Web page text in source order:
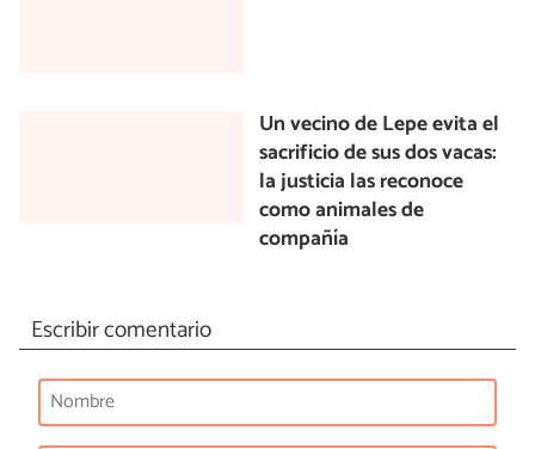
Un vecino de Lepe evita el
sacrificio de sus dos vacas:
la justicia las reconoce
como animales de
compañía
Escribir comentario